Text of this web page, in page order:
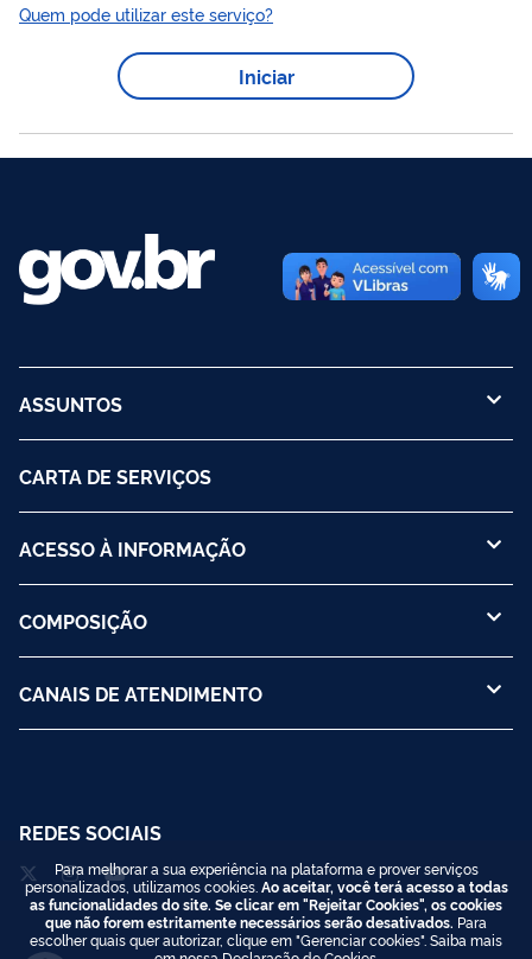
passaportede Emergência, Laissez-Passer e
para Estrangeiro. ATENÇÃO EDITOR — para evitar perda da
formatação, edite DIRETAMENTE no código fonte, clicando no
Quem pode utilizar este serviço?
Iniciar
ASSUNTOS
CARTA DE SERVIÇOS
ACESSO À INFORMAÇÃO
COMPOSIÇÃO
CANAIS DE ATENDIMENTO
REDES SOCIAIS
Para melhorar a sua experiência na plataforma e prover serviços
personalizados, utilizamos cookies. Ao aceitar, você terá acesso a todas
as funcionalidades do site. Se clicar em "Rejeitar Cookies", os cookies
que não forem estritamente necessários serão desativados. Para
escolher quais quer autorizar, clique em "Gerenciar cookies". Saiba mais